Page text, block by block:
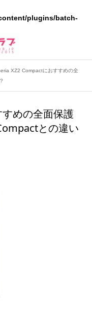
plugins/batch-
XZ2 Compactにおすすめの全
めの全面保護
との違い